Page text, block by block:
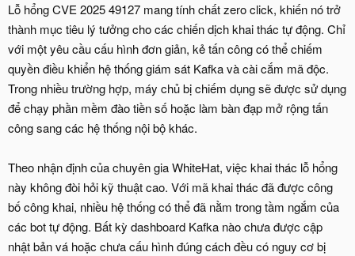
Lỗ hổng CVE 2025 49127 mang tính chất zero click, khiến nó trở
thành mục tiêu lý tưởng cho các chiến dịch khai thác tự động. Chỉ
với một yêu cầu cấu hình đơn giản, kẻ tấn công có thể chiếm
quyền điều khiển hệ thống giám sát Kafka và cài cắm mã độc.
Trong nhiều trường hợp, máy chủ bị chiếm dụng sẽ được sử dụng
để chạy phần mềm đào tiền số hoặc làm bàn đạp mở rộng tấn
công sang các hệ thống nội bộ khác.
Theo nhận định của chuyên gia WhiteHat, việc khai thác lỗ hổng
này không đòi hỏi kỹ thuật cao. Với mã khai thác đã được công
bố công khai, nhiều hệ thống có thể đã nằm trong tầm ngắm của
các bot tự động. Bất kỳ dashboard Kafka nào chưa được cập
nhật bản vá hoặc chưa cấu hình đúng cách đều có nguy cơ bị